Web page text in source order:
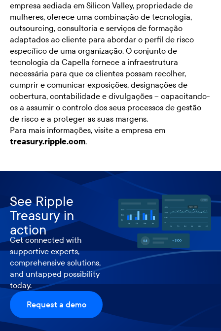
empresa sediada em Silicon Valley, propriedade de
mulheres, oferece uma combinação de tecnologia,
outsourcing, consultoria e serviços de formação
adaptados ao cliente para abordar o perfil de risco
específico de uma organização. O conjunto de
tecnologia da Capella fornece a infraestrutura
necessária para que os clientes possam recolher,
cumprir e comunicar exposições, designações de
cobertura, contabilidade e divulgações – capacitando-
os a assumir o controlo dos seus processos de gestão
de risco e a proteger as suas margens.
Para mais informações, visite a empresa em
treasury.ripple.com.
See Ripple
Treasury in
action
Get connected with
supportive experts,
comprehensive solutions,
and untapped possibility
today.
Request a demo